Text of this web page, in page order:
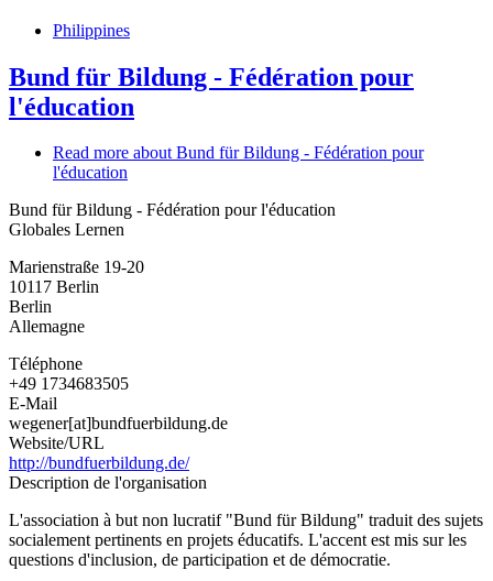
Philippines
Bund für Bildung - Fédération pour
l'éducation
Read more about Bund für Bildung - Fédération pour
l'éducation
Bund für Bildung - Fédération pour l'éducation
Globales Lernen
Marienstraße 19-20
10117 Berlin
Berlin
Allemagne
Téléphone
+49 1734683505
E-Mail
wegener[at]bundfuerbildung.de
Website/URL
http://bundfuerbildung.de/
Description de l'organisation
L'association à but non lucratif "Bund für Bildung" traduit des sujets
socialement pertinents en projets éducatifs. L'accent est mis sur les
questions d'inclusion, de participation et de démocratie.